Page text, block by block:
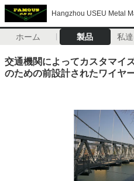
Hangzhou USEU Metal
ホーム 製品 私
交通機関によってカスタマイ
のための前設計されたワイヤ